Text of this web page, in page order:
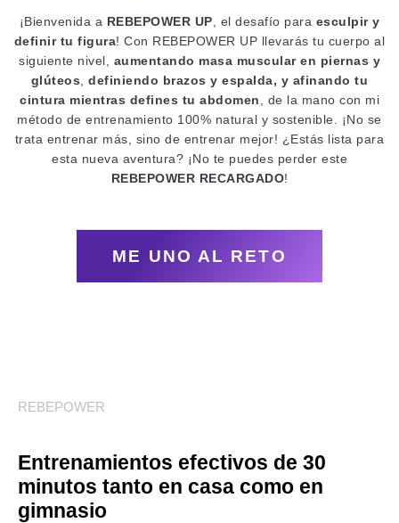
¡Bienvenida a REBEPOWER UP , el desafío para esculpir y
definir tu figura!Con REBEPOWER UP llevarás tu cuerpo al
siguiente nivel, aumentando masa muscular en piernas y
glúteos ,definiendo brazos y espalda, y afinando tu
cintura mientras defines tu abdomen , de la mano con mi
método de entrenamiento 100% natural y sostenible. ¡No se
trata entrenar más, sino de entrenar mejor! ¿Estás lista para
esta nueva aventura? ¡No te puedes perder este
REBEPOWER RECARGADO!
ME UNO AL RETO
REBEPOWER
Entrenamientos efectivos de 30
minutos tanto en casa como en
gimnasio